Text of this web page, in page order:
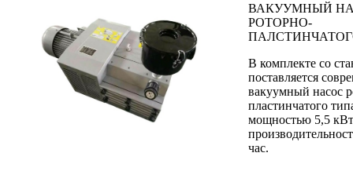
ВАКУУМНЫЙ
РОТОРНО-
В комплекте со
поставляется
вакуумный насос
пластинчатого
мощностью 5,5
час.